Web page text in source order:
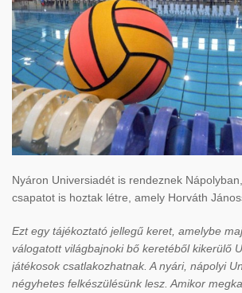
Nyáron Universiadét is rendeznek
csapatot is hoztak létre, amely Horváth
Ezt egy tájékoztató jellegű keret, amelybe
válogatott világbajnoki bő keretéből kikerülő
játékosok csatlakozhatnak. A nyári, nápolyi
négyhetes felkészülésünk lesz. Amikor